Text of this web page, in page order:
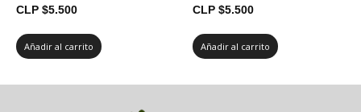
CLP $5.500
Añadir al carrito
CLP $5.500
Añadir al carrito